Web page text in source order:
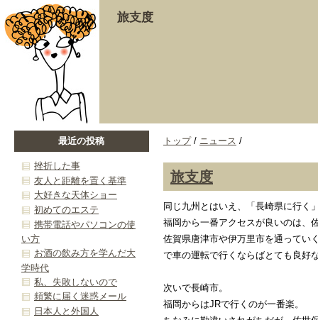
旅支度
トップ/ ニュース /
旅支度
同じ九州とはいえ、「長崎県に行く
福岡から一番アクセスが良いのは、
佐賀県唐津市や伊万里市を通ってい
で車の運転で行くならばとても良好
次いで長崎市。
福岡からはJRで行くのが一番楽。
最近の投稿
挫折した事
友人と距離を置く基準
大好きな天体ショー
初めてのエステ
携帯電話やパソコンの使
い方
お酒の飲み方を学んだ大
学時代
私、失敗しないので
頻繁に届く迷惑メール
日本人と外国人